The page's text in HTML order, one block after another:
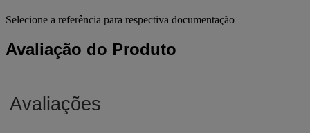
Selecione a referência para respectiva documentação
Avaliação do Produto